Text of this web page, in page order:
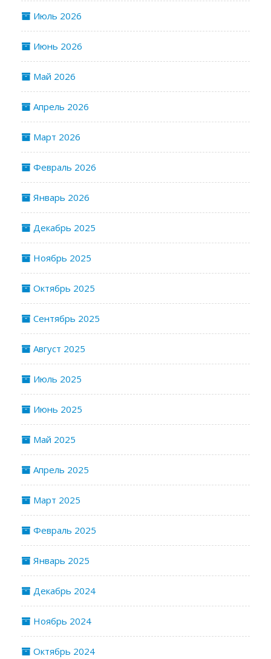
Июль 2026
Июнь 2026
Май 2026
Апрель 2026
Март 2026
Февраль 2026
Январь 2026
Декабрь 2025
Ноябрь 2025
Октябрь 2025
Сентябрь 2025
Август 2025
Июль 2025
Июнь 2025
Май 2025
Апрель 2025
Март 2025
Февраль 2025
Январь 2025
Декабрь 2024
Ноябрь 2024
Октябрь 2024